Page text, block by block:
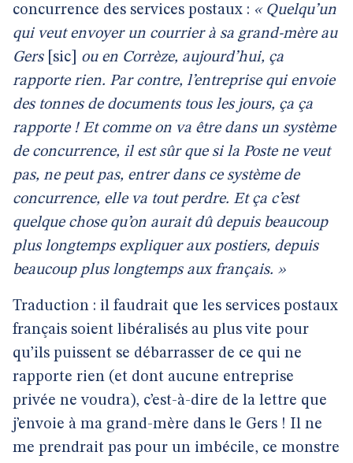
concurrence des services postaux : « Quelqu’un
qui veut envoyer un courrier à sa grand-mère au
Gers [sic]
ou en Corrèze, aujourd’hui, ça
rapporte rien. Par contre, l’entreprise qui envoie
des tonnes de documents tous les jours, ça ça
rapporte ! Et comme on va être dans un système
de concurrence, il est sûr que si la Poste ne veut
pas, ne peut pas, entrer dans ce système de
concurrence, elle va tout perdre. Et ça c’est
quelque chose qu’on aurait dû depuis beaucoup
plus longtemps expliquer aux postiers, depuis
beaucoup plus longtemps aux français. »
Traduction : il faudrait que les services postaux
français soient libéralisés au plus vite pour
qu’ils puissent se débarrasser de ce qui ne
rapporte rien (et dont aucune entreprise
privée ne voudra), c’est-à-dire de la lettre que
j’envoie à ma grand-mère dans le Gers ! Il ne
me prendrait pas pour un imbécile, ce monstre